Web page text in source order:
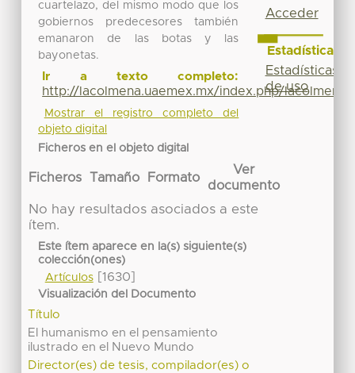
cuartelazo, del mismo modo que los
gobiernos predecesores también
emanaron de las botas y las
bayonetas.
Ir a texto completo:
http://lacolmena.uaemex.mx/index.php/
Mostrar el registro completo del
objeto digital
Ficheros en el objeto digital
Ficheros Tamaño Formato
Ver
documento
No hay resultados asociados a este
ítem.
Este ítem aparece en la(s) siguiente(s)
colección(ones)
Artículos[1630]
Visualización del Documento
Título
El humanismo en el pensamiento
ilustrado en el Nuevo Mundo
Director(es) de tesis, compilador(es) o
Acceder
Estadísticas
Estadísticas
de uso